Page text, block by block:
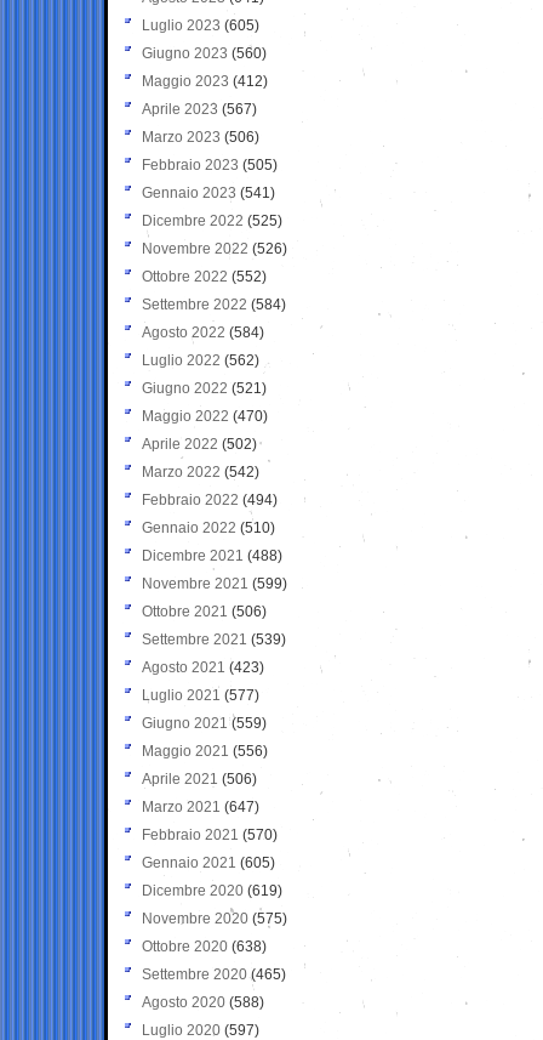
Luglio 2023 (605)
Giugno 2023 (560)
Maggio 2023 (412)
Aprile 2023 (567)
Marzo 2023 (506)
Febbraio 2023 (505)
Gennaio 2023 (541)
Dicembre 2022 (525)
Novembre 2022 (526)
Ottobre 2022 (552)
Settembre 2022 (584)
Agosto 2022 (584)
Luglio 2022 (562)
Giugno 2022 (521)
Maggio 2022 (470)
Aprile 2022 (502)
Marzo 2022 (542)
Febbraio 2022 (494)
Gennaio 2022 (510)
Dicembre 2021 (488)
Novembre 2021 (599)
Ottobre 2021 (506)
Settembre 2021 (539)
Agosto 2021 (423)
Luglio 2021 (577)
Giugno 2021(559)
Maggio 2021 (556)
Aprile 2021 (506)
Marzo 2021 (647)
Febbraio 2021 (570)
Gennaio 2021 (605)
Dicembre 2020 (619)
Novembre 2020 (575)
Ottobre 2020 (638)
Settembre 2020(465)
Agosto 2020 (588)
Luglio 2020 (597)